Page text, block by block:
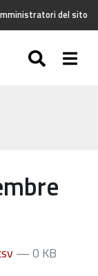
del sito
— 0 KB